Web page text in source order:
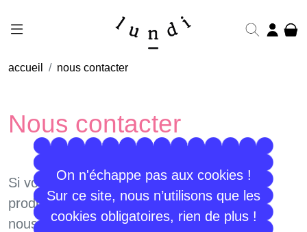
On n'échappe pas aux cookies !
Sur ce site, nous n’utilisons que les
cookies obligatoires, rien de plus !
accueil nous contacter
Nous contacter
Si vous avez une question concernant un
produit ou une commande, n'hésitez pas à
nous contacter ! On essaiera de vous